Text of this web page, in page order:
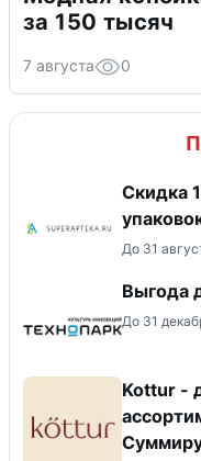
за 150 тысяч
7 августа 0
Скидка
До 31
Выгода
До 31
Kottur -